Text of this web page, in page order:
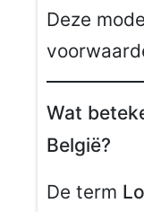
Deze
Wat
België?
De term